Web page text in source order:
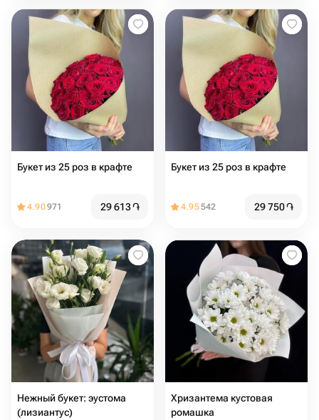
Букет из 25 роз в крафте
4.90971 29 613֏
Букет из 25 роз в крафте
4.95542 29 750֏
Нежный букет: эустома
(лизиантус)
Хризантема кустовая
ромашка